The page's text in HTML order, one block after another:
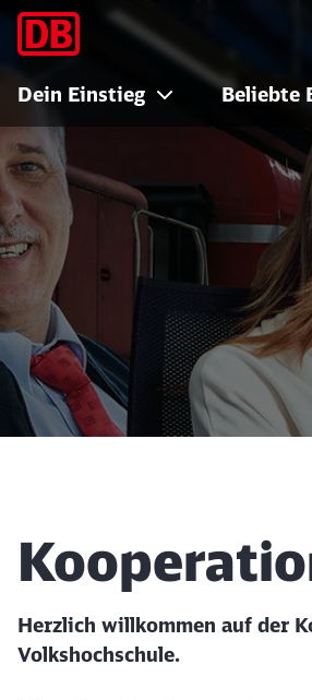
Dein Einstieg Beliebte
Artikel:
Herzlich willkommen auf der
Volkshochschule.